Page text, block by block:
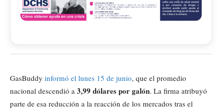
GasBuddy informó el lunes 15 de junio, que el promedio
nacional descendió a 3,99 dólares por galón. La firma atribuyó
parte de esa reducción a la reacción de los mercados tras el